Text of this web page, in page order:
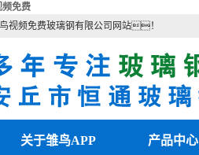
频免费
视频免费玻璃钢有限公司网站！
关于雏鸟APP 产品中心